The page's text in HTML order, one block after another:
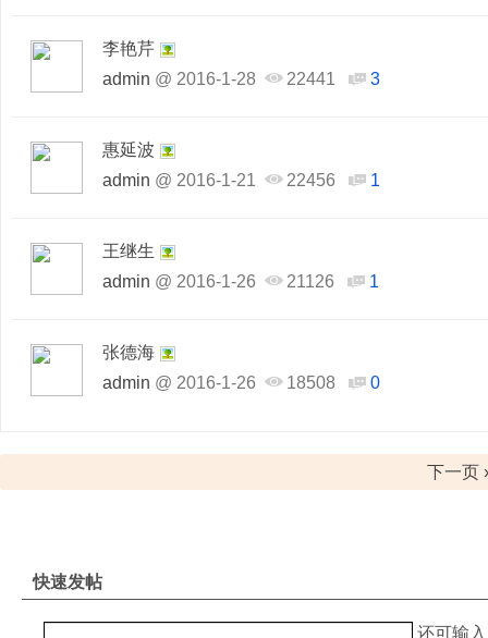
李艳芹
admin @ 2016-1-28 22441 3
惠延波
admin @ 2016-1-21 22456 1
王继生
admin @ 2016-1-26 21126 1
张德海
admin @ 2016-1-26 18508 0
下一页
快速发帖
还可输